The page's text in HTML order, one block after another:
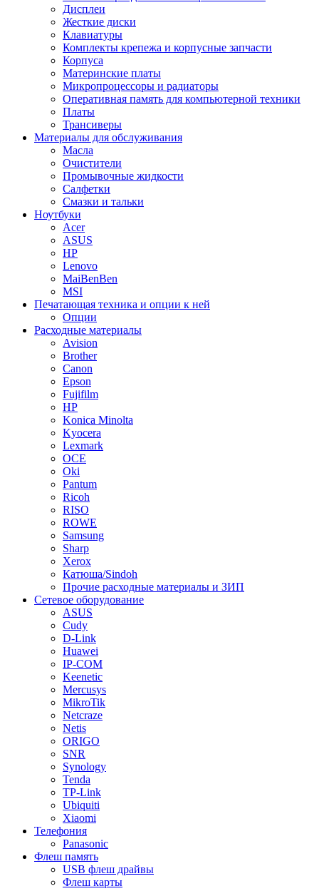
Дисплеи
Жесткие диски
Клавиатуры
Комплекты крепежа и корпусные запчасти
Корпуса
Материнские платы
Микропроцессоры и радиаторы
Оперативная память для компьютерной техники
Платы
Трансиверы
Материалы для обслуживания
Масла
Очистители
Промывочные жидкости
Салфетки
Смазки и тальки
Ноутбуки
Acer
ASUS
HP
Lenovo
MaiBenBen
MSI
Печатающая техника и опции к ней
Опции
Расходные материалы
Avision
Brother
Canon
Epson
Fujifilm
HP
Konica Minolta
Kyocera
Lexmark
OCE
Oki
Pantum
Ricoh
RISO
ROWE
Samsung
Sharp
Xerox
Катюша/Sindoh
Прочие расходные материалы и ЗИП
Сетевое оборудование
ASUS
Cudy
D-Link
Huawei
IP-COM
Keenetic
Mercusys
MikroTik
Netcraze
Netis
ORIGO
SNR
Synology
Tenda
TP-Link
Ubiquiti
Xiaomi
Телефония
Panasonic
Флеш память
USB флеш драйвы
Флеш карты